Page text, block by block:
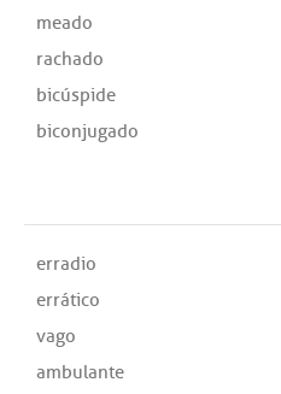
meado
rachado
bicúspide
biconjugado
erradio
errático
vago
ambulante